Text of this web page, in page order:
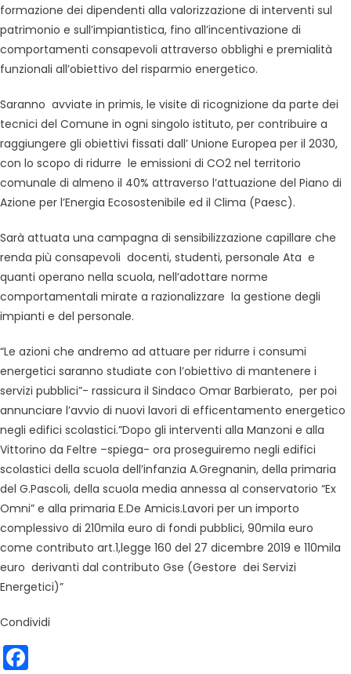
formazione dei dipendenti alla valorizzazione di interventi sul
patrimonio e sull’impiantistica, fino all’incentivazione di
comportamenti consapevoli attraverso obblighi e premialità
funzionali all’obiettivo del risparmio energetico.
Saranno avviate in primis, le visite di ricognizione da parte dei
tecnici del Comune in ogni singolo istituto, per contribuire a
raggiungere gli obiettivi fissati dall’ Unione Europea per il 2030,
con lo scopo di ridurre le emissioni di CO2 nel territorio
comunale di almeno il 40% attraverso l’attuazione del Piano di
Azione per l’Energia Ecosostenibile ed il Clima (Paesc).
Sarà attuata una campagna di sensibilizzazione capillare che
renda più consapevoli docenti, studenti, personale Ata e
quanti operano nella scuola, nell’adottare norme
comportamentali mirate a razionalizzare la gestione degli
impianti e del personale.
“Le azioni che andremo ad attuare per ridurre i consumi
energetici saranno studiate con l’obiettivo di mantenere i
servizi pubblici”- rassicura il Sindaco Omar Barbierato, per poi
annunciare l’avvio di nuovi lavori di efficentamento energetico
negli edifici scolastici.”Dopo gli interventi alla Manzoni e alla
Vittorino da Feltre –spiega- ora proseguiremo negli edifici
scolastici della scuola dell’infanzia A.Gregnanin, della primaria
del G.Pascoli, della scuola media annessa al conservatorio “Ex
Omni” e alla primaria E.De Amicis.Lavori per un importo
complessivo di 210mila euro di fondi pubblici, 90mila euro
come contributo art.1,legge 160 del 27 dicembre 2019 e 110mila
euro derivanti dal contributo Gse (Gestore dei Servizi
Energetici)”
Condividi